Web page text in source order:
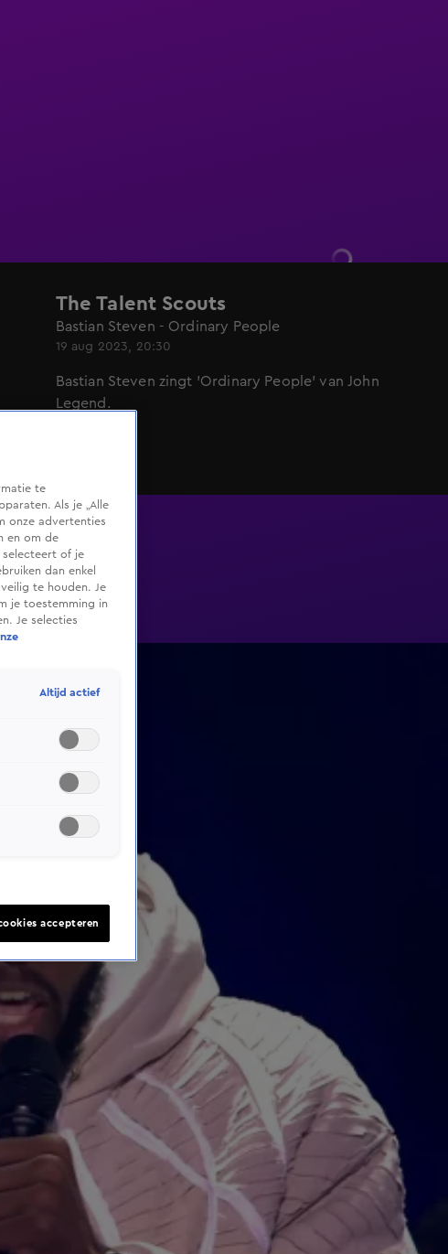
The Talent Scouts
Bastian Steven - Ordinary People
19 aug 2023, 20:30
Bastian Steven zingt 'Ordinary People' van John
Legend.
te
Als je „Alle
onze advertenties
en om de
selecteert of je
dan enkel
te houden. Je
je toestemming in
Je selecties
Altijd actief
accepteren